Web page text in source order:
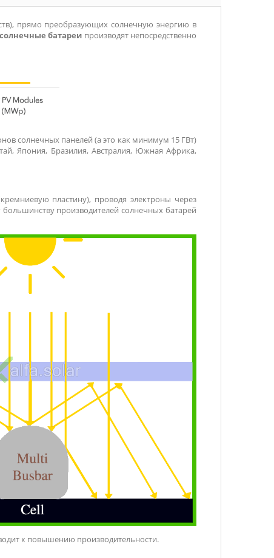
прямо преобразующих солнечную энергию в
солнечные батареи производят непосредственно
солнечных панелей (а это как минимум 15 ГВт)
Япония, Бразилия, Австралия, Южная Африка,
пластину), проводя электроны через
производителей солнечных батарей
к повышению производительности.